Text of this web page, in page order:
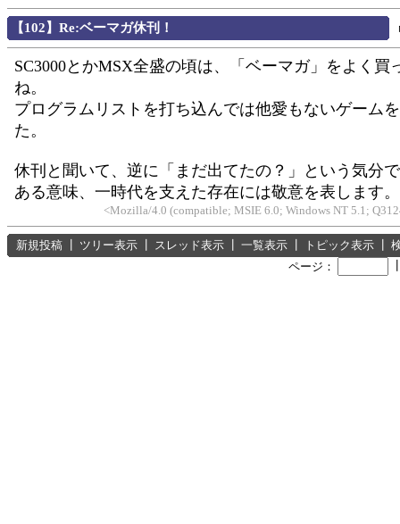
【102】Re:ベーマガ休刊！
SC3000とかMSX全盛の頃は、「ベーマガ」をよく買
ね。
プログラムリストを打ち込んでは他愛もないゲーム
た。
休刊と聞いて、逆に「まだ出てたの？」という気分
ある意味、一時代を支えた存在には敬意を表します。
<Mozilla/4.0 (compatible; MSIE 6.0; Windows NT 5.1;
新規投稿 ツリー表示 スレッド表示 一覧表示 トピック表示
ページ：